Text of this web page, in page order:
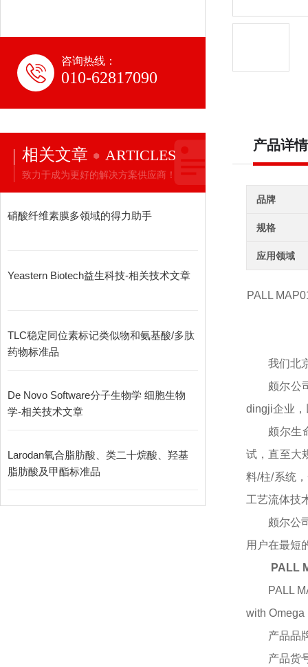
咨询热线：
010-62817090
相关文章 ARTICLES
致力于成为更好的解决方案供应商！
硝酸纤维素膜多领域的得力助手
Yeastern Biotech益生科技-相关技术文章
TLC稳定同位素标记类似物和氨基酸/多肽
药物标准品
De Novo Software分子生物学 细胞生物
学-相关技术文章
Larodan氧合脂肪酸、类二十烷酸、羟基
脂肪酸及甲酯标准品
产品详情
品牌
规格
应用领域
PALL
我们北
颇尔公
dingji企业
颇尔生
试，直至大
料/柱/系统
工艺流体技
颇尔公
用户在最短
PALL
PALL
with
产品品
产品货